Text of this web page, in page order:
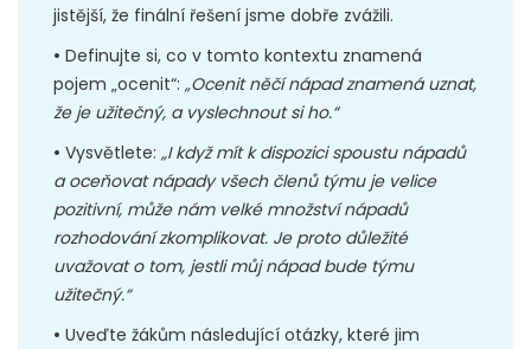
jistější, že finální řešení jsme dobře zvážili.
• Definujte si, co v tomto kontextu znamená
pojem „ocenit“: „Ocenit něčí nápad znamená uznat,
že je užitečný, a vyslechnout si ho.“
• Vysvětlete: „I když mít k dispozici spoustu nápadů
a oceňovat nápady všech členů týmu je velice
pozitivní, může nám velké množství nápadů
rozhodování zkomplikovat. Je proto důležité
uvažovat o tom, jestli můj nápad bude týmu
užitečný.“
• Uveďte žákům následující otázky, které jim